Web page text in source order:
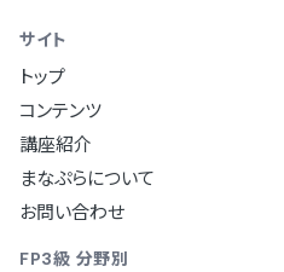
サイト
トップ
コンテンツ
講座紹介
まなぷらについて
お問い合わせ
FP3級 分野別